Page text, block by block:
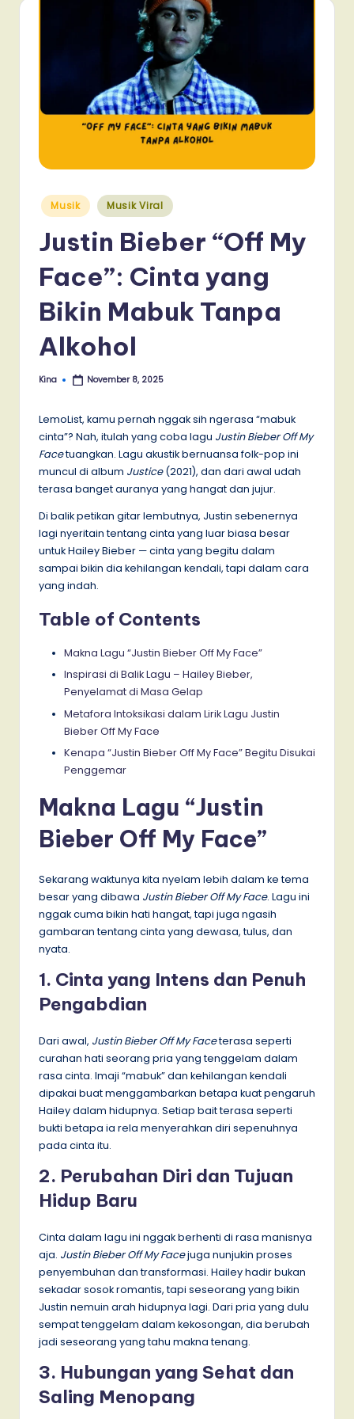
Posted
in
Musik Musik Viral
Justin Bieber “Off My
Face”: Cinta yang
Bikin Mabuk Tanpa
Alkohol
Posted
Kina November 8, 2025
LemoList, kamu pernah nggak sih ngerasa “mabuk
cinta”? Nah, itulah yang coba lagu Justin Bieber Off My
Facetuangkan. Lagu akustik bernuansa folk-pop ini
muncul di album Justice(2021), dan dari awal udah
terasa banget auranya yang hangat dan jujur.
Di balik petikan gitar lembutnya, Justin sebenernya
lagi nyeritain tentang cinta yang luar biasa besar
untuk Hailey Bieber — cinta yang begitu dalam
sampai bikin dia kehilangan kendali, tapi dalam cara
yang indah.
Table of Contents
Makna Lagu “Justin Bieber Off My Face”
Inspirasi di Balik Lagu – Hailey Bieber,
Penyelamat di Masa Gelap
Metafora Intoksikasi dalam Lirik Lagu Justin
Bieber Off My Face
Kenapa “Justin Bieber Off My Face” Begitu Disukai
Penggemar
Makna Lagu “Justin
Bieber Off My Face”
Sekarang waktunya kita nyelam lebih dalam ke tema
besar yang dibawa Justin Bieber Off My Face. Lagu ini
nggak cuma bikin hati hangat, tapi juga ngasih
gambaran tentang cinta yang dewasa, tulus, dan
nyata.
1. Cinta yang Intens dan Penuh
Pengabdian
Dari awal, Justin Bieber Off My Faceterasa seperti
curahan hati seorang pria yang tenggelam dalam
rasa cinta. Imaji “mabuk” dan kehilangan kendali
dipakai buat menggambarkan betapa kuat pengaruh
Hailey dalam hidupnya. Setiap bait terasa seperti
bukti betapa ia rela menyerahkan diri sepenuhnya
pada cinta itu.
2. Perubahan Diri dan Tujuan
Hidup Baru
Cinta dalam lagu ini nggak berhenti di rasa manisnya
aja. Justin Bieber Off My Facejuga nunjukin proses
penyembuhan dan transformasi. Hailey hadir bukan
sekadar sosok romantis, tapi seseorang yang bikin
Justin nemuin arah hidupnya lagi. Dari pria yang dulu
sempat tenggelam dalam kekosongan, dia berubah
jadi seseorang yang tahu makna tenang.
3. Hubungan yang Sehat dan
Saling Menopang